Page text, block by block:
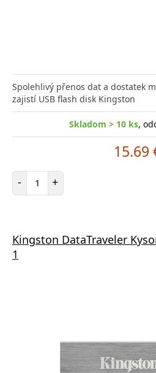
Spolehlivý přenos dat a dostatek
zajistí USB flash disk Kingston
Skladom > 10 ks,
15.69
- Počet položiek
+
Kingston DataTraveler
1